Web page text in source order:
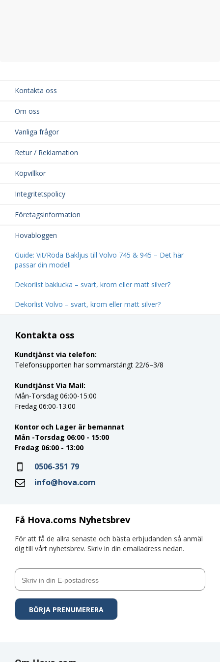
Kontakta oss
Om oss
Vanliga frågor
Retur / Reklamation
Köpvillkor
Integritetspolicy
Företagsinformation
Hovabloggen
Guide: Vit/Röda Bakljus till Volvo 745 & 945 – Det här
passar din modell
Dekorlist baklucka – svart, krom eller matt silver?
Dekorlist Volvo – svart, krom eller matt silver?
Få Hova.coms Nyhetsbrev
För att få de allra senaste och bästa erbjudanden så anmäl
dig till vårt nyhetsbrev. Skriv in din emailadress nedan.
Kontakta oss
Kundtjänst via telefon:
Telefonsupporten har sommarstängt 22/6–3/8
Kundtjänst Via Mail:
Mån-Torsdag 06:00-15:00
Fredag 06:00-13:00
Kontor och Lager är bemannat
Mån -Torsdag 06:00 - 15:00
Fredag 06:00 - 13:00
0506-351 79
info@hova.com